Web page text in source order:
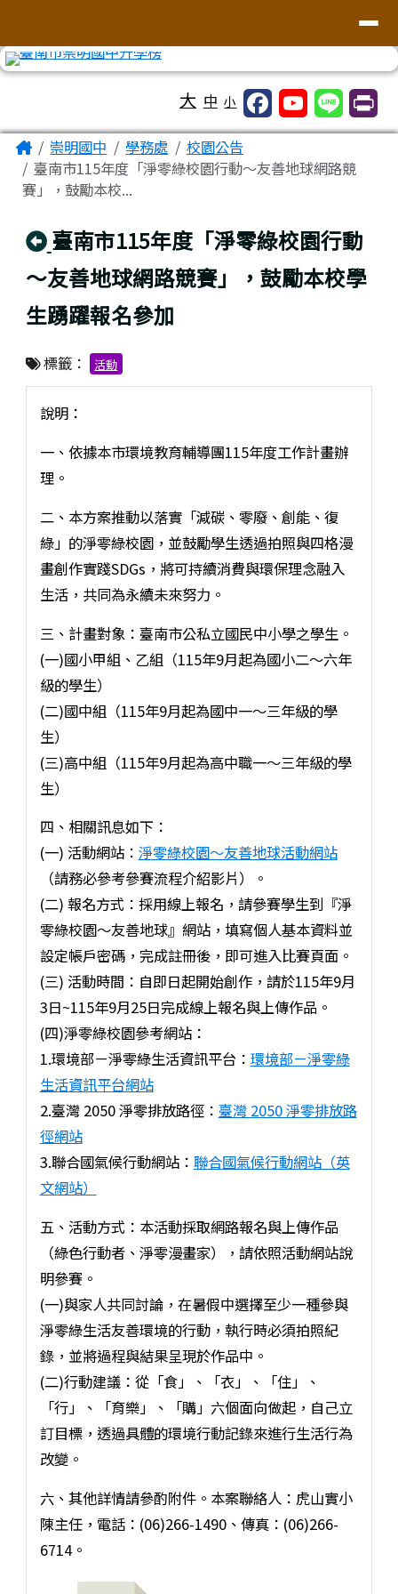
大 中 小
主內容區域
Home崇明國中 學務處
校園公告
臺南市115年度「淨零綠校園行動～友善地球網路競
賽」，鼓勵本校...
回上頁
臺南市115年度「淨零綠校園行動
～友善地球網路競賽」，鼓勵本校學
生踴躍報名參加
標籤： 活動
說明：
一、依據本市環境教育輔導團115年度工作計畫辦
理。
二、本方案推動以落實「減碳、零廢、創能、復
綠」的淨零綠校園，並鼓勵學生透過拍照與四格漫
畫創作實踐SDGs，將可持續消費與環保理念融入
生活，共同為永續未來努力。
三、計畫對象：臺南市公私立國民中小學之學生。
(一)國小甲組、乙組（115年9月起為國小二～六年
級的學生）
(二)國中組（115年9月起為國中一～三年級的學
生）
(三)高中組（115年9月起為高中職一～三年級的學
生）
四、相關訊息如下：
(一) 活動網站： 淨零綠校園～友善地球活動網站
（請務必參考參賽流程介紹影片）。
(二) 報名方式：採用線上報名，請參賽學生到『淨
零綠校園～友善地球』網站，填寫個人基本資料並
設定帳戶密碼，完成註冊後，即可進入比賽頁面。
(三) 活動時間：自即日起開始創作，請於115年9月
3日~115年9月25日完成線上報名與上傳作品。
(四)淨零綠校園參考網站：
1.環境部－淨零綠生活資訊平台： 環境部－淨零綠
生活資訊平台網站
2.臺灣 2050 淨零排放路徑： 臺灣 2050 淨零排放路
徑網站
3.聯合國氣候行動網站： 聯合國氣候行動網站（英
文網站）
五、活動方式：本活動採取網路報名與上傳作品
（綠色行動者、淨零漫畫家），請依照活動網站說
明參賽。
(一)與家人共同討論，在暑假中選擇至少一種參與
淨零綠生活友善環境的行動，執行時必須拍照紀
錄，並將過程與結果呈現於作品中。
(二)行動建議：從「食」、「衣」、「住」、
「行」、「育樂」、「購」六個面向做起，自己立
訂目標，透過具體的環境行動記錄來進行生活行為
改變。
六、其他詳情請參酌附件。本案聯絡人：虎山實小
陳主任，電話：(06)266-1490、傳真：(06)266-
6714。
頁尾區域